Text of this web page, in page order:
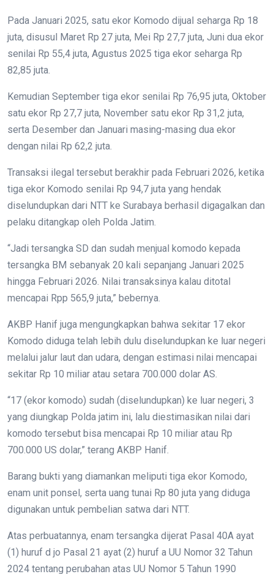
Pada Januari 2025, satu ekor Komodo dijual seharga Rp 18
juta, disusul Maret Rp 27 juta, Mei Rp 27,7 juta, Juni dua ekor
senilai Rp 55,4 juta, Agustus 2025 tiga ekor seharga Rp
82,85 juta.
Kemudian September tiga ekor senilai Rp 76,95 juta, Oktober
satu ekor Rp 27,7 juta, November satu ekor Rp 31,2 juta,
serta Desember dan Januari masing-masing dua ekor
dengan nilai Rp 62,2 juta.
Transaksi ilegal tersebut berakhir pada Februari 2026, ketika
tiga ekor Komodo senilai Rp 94,7 juta yang hendak
diselundupkan dari NTT ke Surabaya berhasil digagalkan dan
pelaku ditangkap oleh Polda Jatim.
“Jadi tersangka SD dan sudah menjual komodo kepada
tersangka BM sebanyak 20 kali sepanjang Januari 2025
hingga Februari 2026. Nilai transaksinya kalau ditotal
mencapai Rpp 565,9 juta,” bebernya.
AKBP Hanif juga mengungkapkan bahwa sekitar 17 ekor
Komodo diduga telah lebih dulu diselundupkan ke luar negeri
melalui jalur laut dan udara, dengan estimasi nilai mencapai
sekitar Rp 10 miliar atau setara 700.000 dolar AS.
“17 (ekor komodo) sudah (diselundupkan) ke luar negeri, 3
yang diungkap Polda jatim ini, lalu diestimasikan nilai dari
komodo tersebut bisa mencapai Rp 10 miliar atau Rp
700.000 US dolar,” terang AKBP Hanif.
Barang bukti yang diamankan meliputi tiga ekor Komodo,
enam unit ponsel, serta uang tunai Rp 80 juta yang diduga
digunakan untuk pembelian satwa dari NTT.
Atas perbuatannya, enam tersangka dijerat Pasal 40A ayat
(1) huruf d jo Pasal 21 ayat (2) huruf a UU Nomor 32 Tahun
2024 tentang perubahan atas UU Nomor 5 Tahun 1990